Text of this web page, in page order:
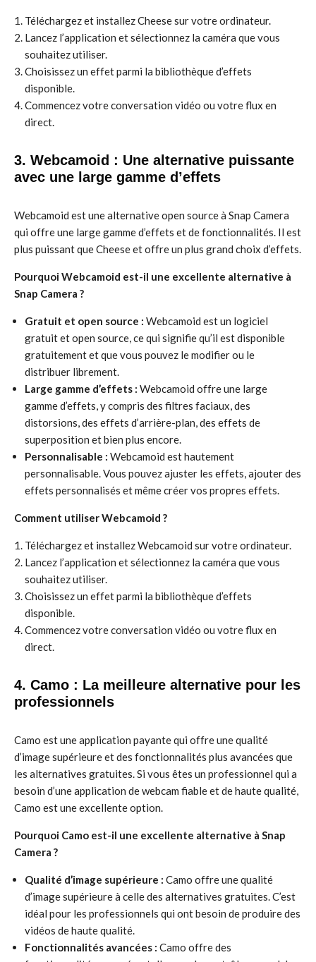
Téléchargez et installez Cheese sur votre ordinateur.
Lancez l’application et sélectionnez la caméra que vous
souhaitez utiliser.
Choisissez un effet parmi la bibliothèque d’effets
disponible.
Commencez votre conversation vidéo ou votre flux en
direct.
3. Webcamoid : Une alternative puissante
avec une large gamme d’effets
Webcamoid est une alternative open source à Snap Camera
qui offre une large gamme d’effets et de fonctionnalités. Il est
plus puissant que Cheese et offre un plus grand choix d’effets.
Pourquoi Webcamoid est-il une excellente alternative à
Snap Camera ?
Gratuit et open source : Webcamoid est un logiciel
gratuit et open source, ce qui signifie qu’il est disponible
gratuitement et que vous pouvez le modifier ou le
distribuer librement.
Large gamme d’effets : Webcamoid offre une large
gamme d’effets, y compris des filtres faciaux, des
distorsions, des effets d’arrière-plan, des effets de
superposition et bien plus encore.
Personnalisable : Webcamoid est hautement
personnalisable. Vous pouvez ajuster les effets, ajouter des
effets personnalisés et même créer vos propres effets.
Comment utiliser Webcamoid ?
Téléchargez et installez Webcamoid sur votre ordinateur.
Lancez l’application et sélectionnez la caméra que vous
souhaitez utiliser.
Choisissez un effet parmi la bibliothèque d’effets
disponible.
Commencez votre conversation vidéo ou votre flux en
direct.
4. Camo : La meilleure alternative pour les
professionnels
Camo est une application payante qui offre une qualité
d’image supérieure et des fonctionnalités plus avancées que
les alternatives gratuites. Si vous êtes un professionnel qui a
besoin d’une application de webcam fiable et de haute qualité,
Camo est une excellente option.
Pourquoi Camo est-il une excellente alternative à Snap
Camera ?
Qualité d’image supérieure : Camo offre une qualité
d’image supérieure à celle des alternatives gratuites. C’est
idéal pour les professionnels qui ont besoin de produire des
vidéos de haute qualité.
Fonctionnalités avancées : Camo offre des